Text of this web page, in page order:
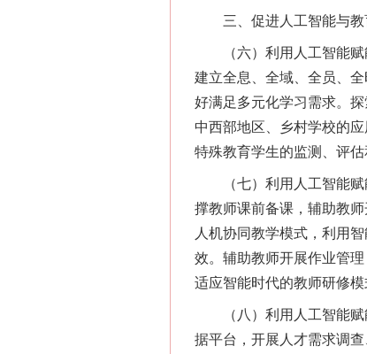
三、促进人工智能与教
（六）利用人工智能赋能
建立全息、全域、全员、
好满足多元化学习需求。
中西部地区、乡村学校的
特殊教育学生的监测、评
（七）利用人工智能赋
撑教师课前备课，辅助教
人机协同教学模式，利用
效。辅助教师开展作业管
适应智能时代的教师研修
（八）利用人工智能赋
据平台，开展人才需求调